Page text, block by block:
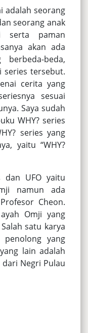
adalah seorang
seorang anak
serta paman
akan ada
beda,
series tersebut.
cerita yang
sesuai
Saya sudah
WHY? series
series yang
yaitu “WHY?
dan UFO yaitu
namun ada
Cheon.
Omji yang
satu karya
yang
lain adalah
Negri Pulau